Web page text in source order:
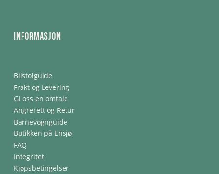
Informasjon
Bilstolguide
Frakt og Levering
Gi oss en omtale
Angrerett og Retur
Barnevognguide
Butikken på Ensjø
FAQ
Integritet
Kjøpsbetingelser